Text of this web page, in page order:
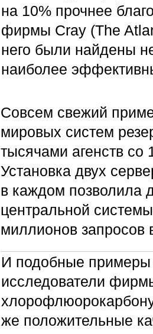
на 10% прочнее
фирмы Cray (The
него были найдены
наиболее
Совсем свежий
мировых систем
тысячами агенств со
Установка двух
в каждом позволила
центральной
миллионов запросов
И подобные
исследователи
же положительные